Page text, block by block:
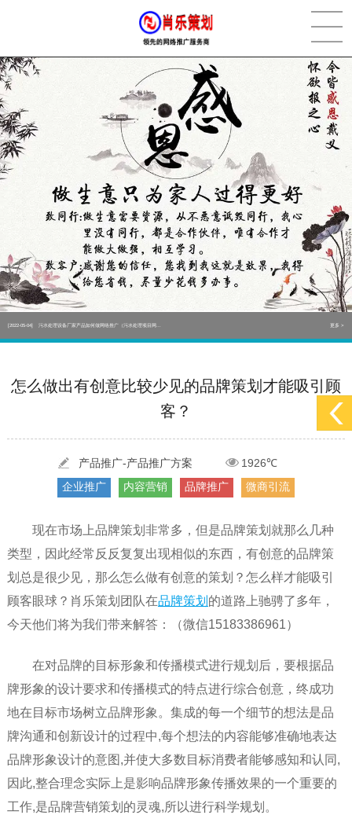
[2022-05-29] 实体门店如何做网络推广吸引客户，实体店网络营销技巧... 更多 >
[2022-05-04] 污水处理设备厂家产品如何做网络推广（污水处理项目网... 更多 >
[2022-03-27] 疫情当下公司企业品牌网络营销策划推广怎么做，国内知... 更多 >
[2022-05-29] 实体门店如何做网络推广吸引客户，实体店网络营销技巧... 更多 >
更多 >
怎么做出有创意比较少见的品牌策划才能吸引顾
客？
产品推广-产品推广方案
1926℃
企业推广
内容营销 品牌推广 微商引流
现在市场上品牌策划非常多，但是品牌策划就那么几种
类型，因此经常反反复复出现相似的东西，有创意的品牌策
划总是很少见，那么怎么做有创意的策划？怎么样才能吸引
顾客眼球？肖乐策划团队在品牌策划 的道路上驰骋了多年，
今天他们将为我们带来解答：（微信15183386961）
在对品牌的目标形象和传播模式进行规划后，要根据品
牌形象的设计要求和传播模式的特点进行综合创意，终成功
地在目标市场树立品牌形象。集成的每一个细节的想法是品
牌沟通和创新设计的过程中,每个想法的内容能够准确地表达
品牌形象设计的意图,并使大多数目标消费者能够感知和认同,
因此,整合理念实际上是影响品牌形象传播效果的一个重要的
工作,是品牌营销策划的灵魂,所以进行科学规划。